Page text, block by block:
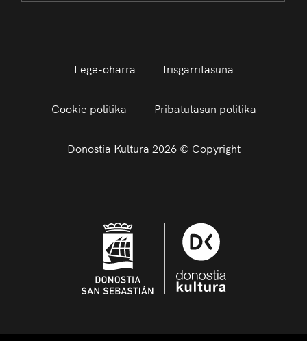
Lege-oharra Irisgarritasuna
Cookie politika Pribatutasun politika
Donostia Kultura 2026 © Copyright